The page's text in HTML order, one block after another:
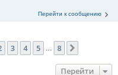
Перейти к сообщению
из
3 4 5 8
Перейти